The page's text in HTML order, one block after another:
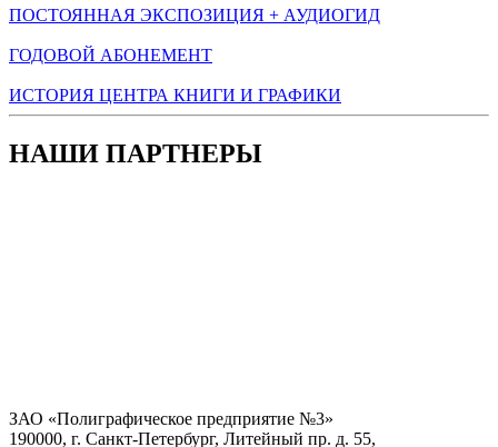
ПОСТОЯННАЯ ЭКСПОЗИЦИЯ + АУДИОГИД
ГОДОВОЙ АБОНЕМЕНТ
ИСТОРИЯ ЦЕНТРА КНИГИ И ГРАФИКИ
НАШИ ПАРТНЕРЫ
ЗАО «Полиграфическое предприятие №3»
190000, г. Санкт-Петербург, Литейный пр. д. 55,